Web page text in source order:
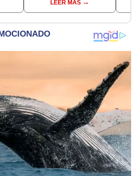
Óscar Junior
LEER MÁS